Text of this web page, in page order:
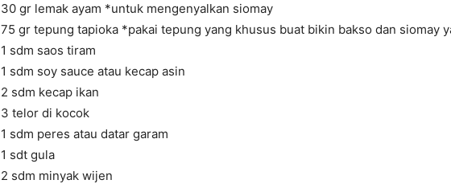
30 gr lemak ayam *untuk mengenyalkan siomay
75 gr tepung tapioka *pakai tepung yang khusus buat bikin bakso dan siomay
1 sdm saos tiram
1 sdm soy sauce atau kecap asin
2 sdm kecap ikan
3 telor di kocok
1 sdm peres atau datar garam
1 sdt gula
2 sdm minyak wijen